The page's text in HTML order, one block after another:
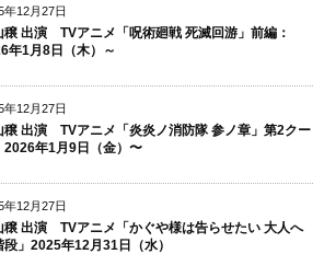
年12月27日
穣 出演 TVアニメ「呪術廻戦 死滅回游」前編：
年1月8日（木）～
年12月27日
穣 出演 TVアニメ「炎炎ノ消防隊 参ノ章」第2クー
2026年1月9日（金）〜
年12月27日
穣 出演 TVアニメ「かぐや様は告らせたい 大人へ
段」2025年12月31日（水）